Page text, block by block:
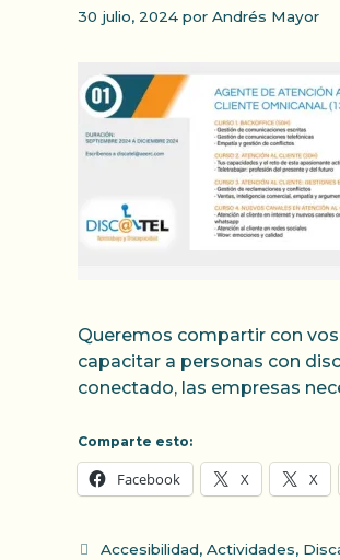
30 julio, 2024 por Andrés Mayor
Queremos compartir con
capacitar a personas con
conectado, las empresas
Comparte esto:
Facebook X X
Categorías
Accesibilidad, Actividades,